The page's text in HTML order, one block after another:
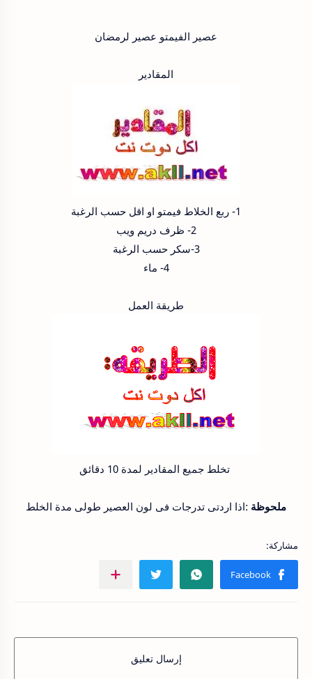
عصير الفيمتو عصير لرمضان
المقادير
1- ربع الخلاط فيمتو او اقل حسب الرغبة
2- ظرف دريم ويب
3-سكر حسب الرغبة
4- ماء
طريقة العمل
تخلط جميع المقادير لمدة 10 دقائق
ملحوظة :اذا اردتى تدرجات فى لون العصير طولى مدة الخلط
إرسال تعليق